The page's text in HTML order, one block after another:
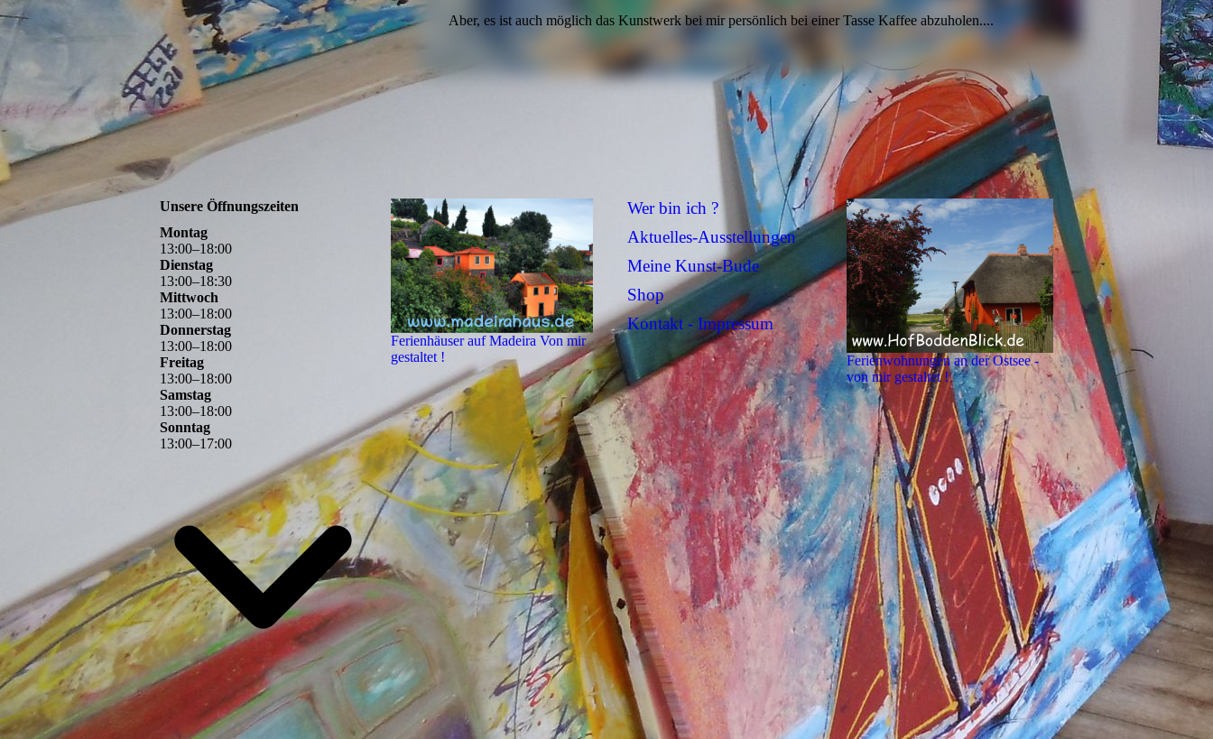
Aber, es ist auch möglich das Kunstwerk bei mir persönlich bei einer Tasse Kaffee abzuholen....
Unsere Öffnungszeiten
Montag
13:00–18:00
Dienstag
13:00–18:30
Mittwoch
13:00–18:00
Donnerstag
13:00–18:00
Freitag
13:00–18:00
Samstag
13:00–18:00
Sonntag
13:00–17:00
Ferienhäuser auf Madeira Von mir
gestaltet !
Wer bin ich ?
Aktuelles-Ausstellungen
Meine Kunst-Bude
Shop
Kontakt - Impressum
Ferienwohnungen an der Ostsee -
von mir gestaltet !